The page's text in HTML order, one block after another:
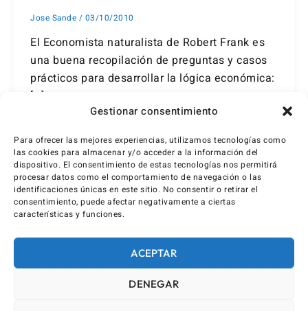
Gestionar consentimiento
Para ofrecer las mejores experiencias, utilizamos tecnologías como
las cookies para almacenar y/o acceder a la información del
dispositivo. El consentimiento de estas tecnologías nos permitirá
procesar datos como el comportamiento de navegación o las
identificaciones únicas en este sitio. No consentir o retirar el
consentimiento, puede afectar negativamente a ciertas
características y funciones.
ACEPTAR
DENEGAR
Jose Sande / 03/10/2010
El Economista naturalista de Robert Frank es
una buena recopilación de preguntas y casos
prácticos para desarrollar la lógica económica:
[…]